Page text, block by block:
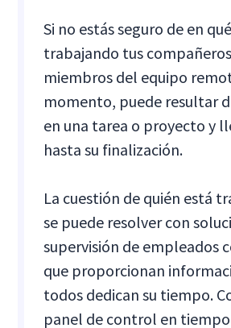
Si no estás seguro de en
trabajando tus
miembros del equipo
momento, puede resultar
en una tarea o proyecto y
hasta su finalización.
La cuestión de quién está
se puede resolver con
supervisión de empleados
que proporcionan
todos dedican su tiempo.
panel de control en